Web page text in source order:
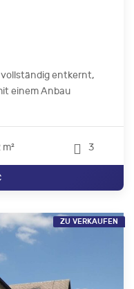
entkernt,
einem Anbau
3
ZU VERKAUFEN